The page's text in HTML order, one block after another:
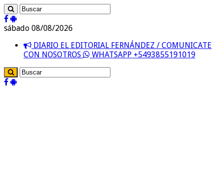
sábado 08/08/2026
DIARIO EL EDITORIAL FERNÁNDEZ / COMUNICATE
CON NOSOTROS
WHATSAPP +5493855191019